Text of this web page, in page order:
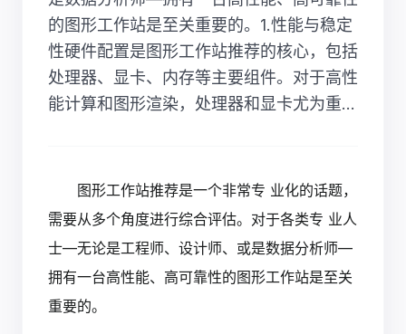
的图形工作站是至关重要的。1.性能与稳定
性硬件配置是图形工作站推荐的核心，包括
处理器、显卡、内存等主要组件。对于高性
能计算和图形渲染，处理器和显卡尤为重...
图形工作站推荐是一个非常专 业化的话题，
需要从多个角度进行综合评估。对于各类专 业人
士—无论是工程师、设计师、或是数据分析师—
拥有一台高性能、高可靠性的图形工作站是至关
重要的。